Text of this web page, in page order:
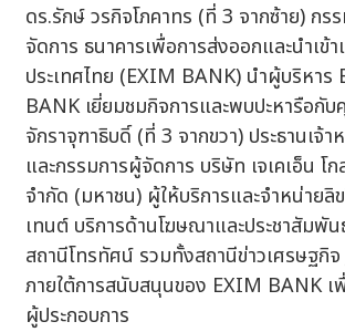
ดร.รักษ์ วรกิจโภคาทร (ที่ 3 จากซ้าย) กร
จัดการ ธนาคารเพื่อการส่งออกและนำเข้
ประเทศไทย (EXIM BANK) นำผู้บริหาร
BANK เยี่ยมชมกิจการและพบปะหารือกั
จักราจุฑาธิบดิ์ (ที่ 3 จากขวา) ประธานเจ้า
และกรรมการผู้จัดการ บริษัท เจเคเอ็น โ
จำกัด (มหาชน) ผู้ให้บริการและจำหน่ายลิ
เทนต์ บริการด้านโฆษณาและประชาสัมพั
สถานีโทรทัศน์ รวมทั้งสถานีข่าวเศรษฐกิ
ภายใต้การสนับสนุนของ EXIM BANK เ
ผู้ประกอบการ